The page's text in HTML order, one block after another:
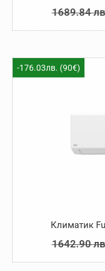
1689.84
-176.03лв. (90€)
Климатик
1642.90